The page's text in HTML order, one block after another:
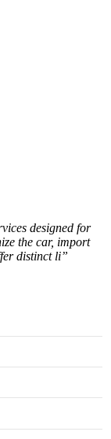
designed for
the car, import
distinct li”